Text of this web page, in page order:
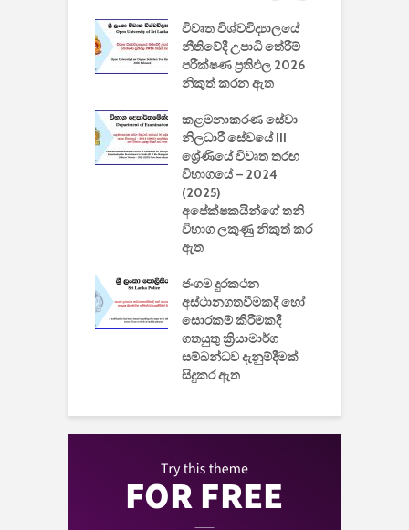
විවෘත විශ්වවිද්‍යාලයේ
නීතිවේදී උපාධි තේරීම්
පරීක්ෂණ ප්‍රතිඵල 2026
නිකුත් කරන ඇත
කළමනාකරණ සේවා
නිලධාරී සේවයේ III
ශ්‍රේණියේ විවෘත තරඟ
විභාගයේ – 2024
(2025)
අපේක්ෂකයින්ගේ තනි
විභාග ලකුණු නිකුත් කර
ඇත
ජංගම දුරකථන
අස්ථානගතවීමකදී හෝ
සොරකම් කිරීමකදී
ගතයුතු ක්‍රියාමාර්ග
සම්බන්ධව දැනුම්දීමක්
සිදුකර ඇත